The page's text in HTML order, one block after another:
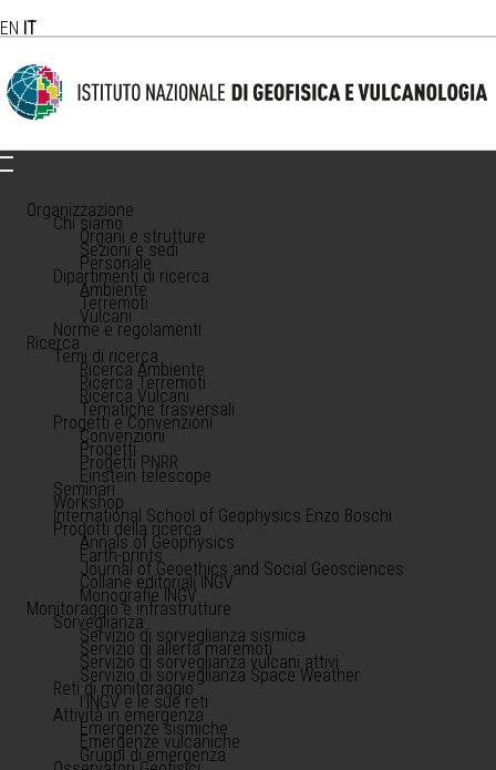
EN IT
Organizzazione
Chi siamo
Organi e strutture
Sezioni e sedi
Personale
Dipartimenti di ricerca
Ambiente
Terremoti
Vulcani
Norme e regolamenti
Ricerca
Temi di ricerca
Ricerca Ambiente
Ricerca Terremoti
Ricerca Vulcani
Tematiche trasversali
Progetti e Convenzioni
Convenzioni
Progetti
Progetti PNRR
Einstein telescope
Seminari
Workshop
International School of Geophysics Enzo Boschi
Prodotti della ricerca
Annals of Geophysics
Earth-prints
Journal of Geoethics and Social Geosciences
Collane editoriali INGV
Monografie INGV
Monitoraggio e infrastrutture
Sorveglianza
Servizio di sorveglianza sismica
Servizio di allerta maremoti
Servizio di sorveglianza vulcani attivi
Servizio di sorveglianza Space Weather
Reti di monitoraggio
l'INGV e le sue reti
Attività in emergenza
Emergenze sismiche
Emergenze vulcaniche
Gruppi di emergenza